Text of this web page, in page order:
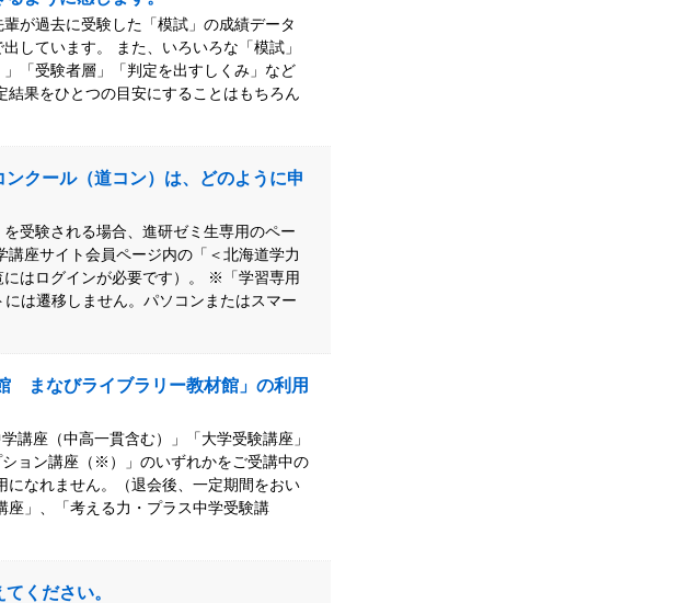
が過去に受験した「模試」の成績データ
しています。 また、いろいろな「模試」
「受験者層」「判定を出すしくみ」など
果をひとつの目安にすることはもちろん
クール（道コン）は、どのように申
受験される場合、進研ゼミ生専用のペー
座サイト会員ページ内の「＜北海道学力
はログインが必要です）。 ※「学習専用
は遷移しません。パソコンまたはスマー
まなびライブラリー教材館」の利用
講座（中高一貫含む）」「大学受験講座」
ョン講座（※）」のいずれかをご受講中の
なれません。（退会後、一定期間をおい
」、「考える力・プラス中学受験講
ください。